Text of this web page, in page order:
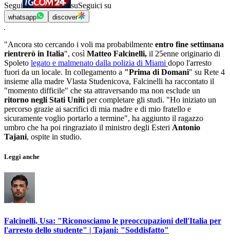
Segui suSeguici su
whatsapp discover
"Ancora sto cercando i voli ma probabilmente entro fine settimana
rientrerò in Italia", così Matteo Falcinelli, il 25enne originario di
Spoleto legato e malmenato dalla polizia di Miami dopo l'arresto
fuori da un locale. In collegamento a "Prima di Domani" su Rete 4
insieme alla madre Vlasta Studenicova, Falcinelli ha raccontato il
"momento difficile" che sta attraversando ma non esclude un
ritorno negli Stati Uniti per completare gli studi. "Ho iniziato un
percorso grazie ai sacrifici di mia madre e di mio fratello e
sicuramente voglio portarlo a termine", ha aggiunto il ragazzo
umbro che ha poi ringraziato il ministro degli Esteri Antonio
Tajani, ospite in studio.
Leggi anche
Falcinelli, Usa: "Riconosciamo le preoccupazioni dell'Italia per
l'arresto dello studente" | Tajani: "Soddisfatto"